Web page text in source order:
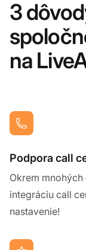
3
na
Podpora call
Okrem
integráciu call
nastavenie!